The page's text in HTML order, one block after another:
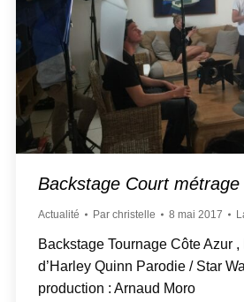
Backstage Court métrage
Actualité Par christelle 8 mai 2017
Backstage Tournage Côte Azur
d’Harley Quinn Parodie / Star
production : Arnaud Moro